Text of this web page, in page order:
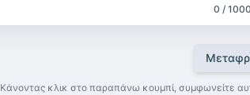
0 /
Κάνοντας κλικ στο παραπάνω κουμπί, συμφωνείτε